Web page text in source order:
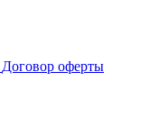
Договор оферты